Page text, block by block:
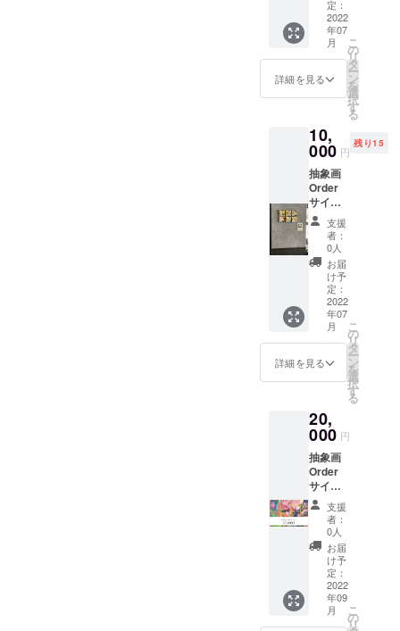
■ 受賞歴・認
定
2022年：徳
之賞
Artista del
luminescenz
a e sole
bianco.
残照と白日
の芸術家と
して認定
ほか多数。
---
■ 今の想い
創作の時間
をなかなか
取れずにい
ましたが、
定期的にデ
ジタル作品
を制作して
いました。
ですが、改
めて「やっ
ぱりアナロ
をお願
いしま
す。
リアに
なりま
す。 １
つより
も２つ
や３つ
繋ぎ絵
の様に
模様が
繋がる
のでよ
り面白
い表現
ができ
るの
で、個
人的に
は複数
の注文
がおす
すめで
制作が
完了後
せてい
ただき
ます。
※希望日
などが
ありま
した
ら、備
考欄に
ご記入
をお願
いしま
す。
イズが
小さい
のでど
んな場
所にも
飾れる
リアに
なりま
す。 １
つより
も２つ
や３つ
など複
数の制
作では
繋ぎ絵
の様に
模様が
繋がる
のでよ
り面白
い表現
ができ
は複数
の注文
がおす
すめで
す。 ※
制作が
完了後
即時お
届けさ
せてい
ただき
ます。
※希望日
などが
ありま
ていた
だきま
す。
「値段
は違い
ますが
内容は
同じで
抽象画
Order
サイズ
１０㎝×
１０㎝
（正方
形） ※
お選び
いただ
けるも
の 黒
キャン
バスOr
白キャ
ンバス
色（お
好きな
具、ア
クリル
絵の
具） 等
をを選
びいた
だけま
す。 ※
おまか
せで制
作もで
きま
す。 １
０㎝正
方形の
定：
2022
年07
月
詳細を見る
こ
の
リ
タ
ー
ン
を
選
択
す
る
10,
000 円
残り15
抽象画
Order
サイズ
１０㎝×
１０㎝
（正方
形） ※
お選び
いただ
けるも
の 黒
キャン
バス 色
（お好
きな
色） 画
彩絵の
具、ア
クリル
絵の
具） を
選びい
ただけ
ます。
※おまか
せで制
作もで
きま
す。 １
０㎝正
方形の
支援
者：
0人
お届
け予
定：
2022
年07
月
詳細を見る
こ
の
リ
タ
ー
ン
を
選
択
す
る
20,
000 円
抽象画
Order
サイズ
２０㎝×
２０㎝
（正方
形） ※
お選び
いただ
けるも
の 黒
キャン
支援
者：
0人
お届
け予
定：
2022
年09
月
こ
の
リ